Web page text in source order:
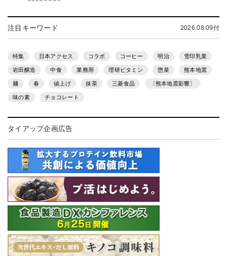
注目キーワード 2026.08.09付
特集 日本アクセス コラボ コーヒー 明治 雪印乳業
岩田醸造 中食 業務用 理研ビタミン 惣菜 熊本地震
麺 春 値上げ 抹茶 三菱食品 〔熊本地震影響〕
味の素 チョコレート
タイアップ企画広告